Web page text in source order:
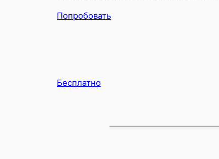
Попробовать
Бесплатно